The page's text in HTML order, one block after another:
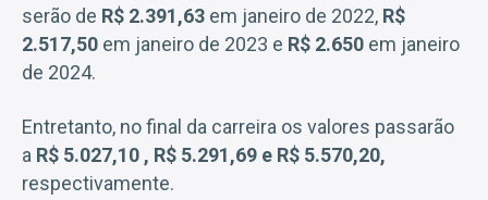
serão de R$ 2.391,63 em janeiro de 2022, R$
2.517,50 em janeiro de 2023 e R$ 2.650 em janeiro
de 2024.
Entretanto, no final da carreira os valores passarão
a R$ 5.027,10 , R$ 5.291,69 e R$ 5.570,20,
respectivamente.